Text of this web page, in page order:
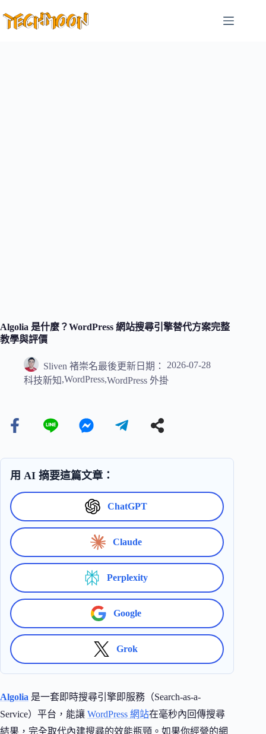
至
Algolia 是什麼？WordPress 網站搜尋引擎替代方案完整
教學與評價
Sliven 褚崇名最後更新日期：
2026-07-28
科技新知,WordPress,WordPress 外掛
用 AI 摘要這篇文章：
ChatGPT
Claude
Perplexity
Google
Grok
Algolia 是一套即時搜尋引擎即服務（Search-as-a-
Service）平台，能讓 WordPress 網站在毫秒內回傳搜尋
結果，完全取代內建搜尋的效能瓶頸。如果你經營的網